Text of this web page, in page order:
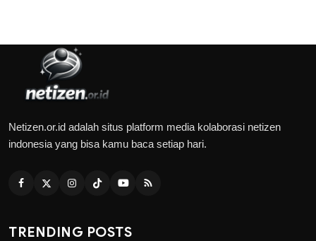
Netizen.or.id adalah situs platform media kolaborasi netizen
indonesia yang bisa kamu baca setiap hari.
TRENDING POSTS